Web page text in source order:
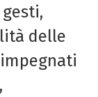
delle